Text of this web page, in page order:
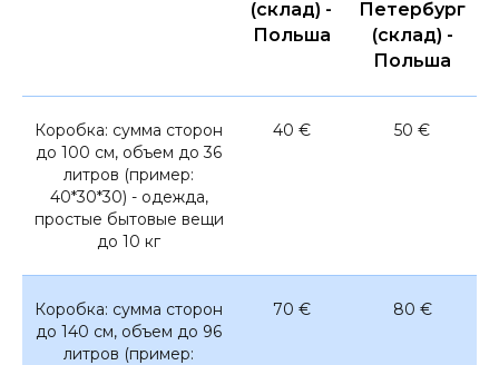
(склад) -
Польша
Петербург
(склад) -
Польша
Коробка: сумма сторон
до 100 см, объем до 36
литров (пример:
40*30*30) - одежда,
простые бытовые вещи
до 10 кг
40 € 50 €
Коробка: сумма сторон
до 140 см, объем до 96
литров (пример:
70 € 80 €